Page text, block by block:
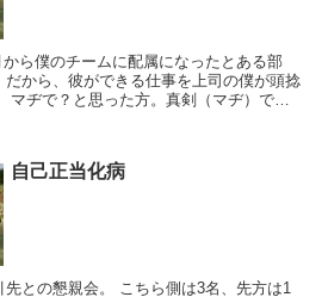
から、彼ができる仕事を上司の僕が頭捻
自己正当化病
ちら側は3名、先方は1